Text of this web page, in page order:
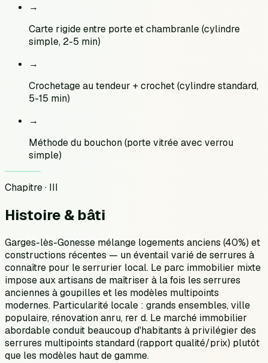
→
Carte rigide entre porte et chambranle (cylindre
simple, 2-5 min)
→
Crochetage au tendeur + crochet (cylindre standard,
5-15 min)
→
Méthode du bouchon (porte vitrée avec verrou
simple)
Chapitre · III
Histoire & bâti
Garges-lès-Gonesse mélange logements anciens (40%) et
constructions récentes — un éventail varié de serrures à
connaître pour le serrurier local. Le parc immobilier mixte
impose aux artisans de maîtriser à la fois les serrures
anciennes à goupilles et les modèles multipoints
modernes. Particularité locale : grands ensembles, ville
populaire, rénovation anru, rer d. Le marché immobilier
abordable conduit beaucoup d'habitants à privilégier des
serrures multipoints standard (rapport qualité/prix) plutôt
que les modèles haut de gamme.